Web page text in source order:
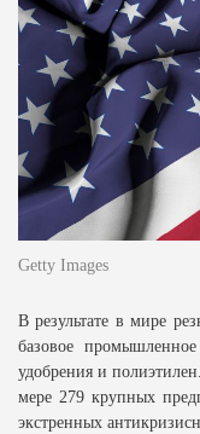
Getty Images
В результате в мире
базовое
удобрения и
мере 279 крупных
экстренных